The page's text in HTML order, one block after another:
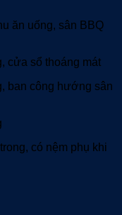
ăn uống, sân BBQ
cửa sổ thoáng mát
ban công hướng sân
có nệm phụ khi